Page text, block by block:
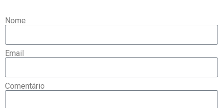
Nome
Email
Comentário